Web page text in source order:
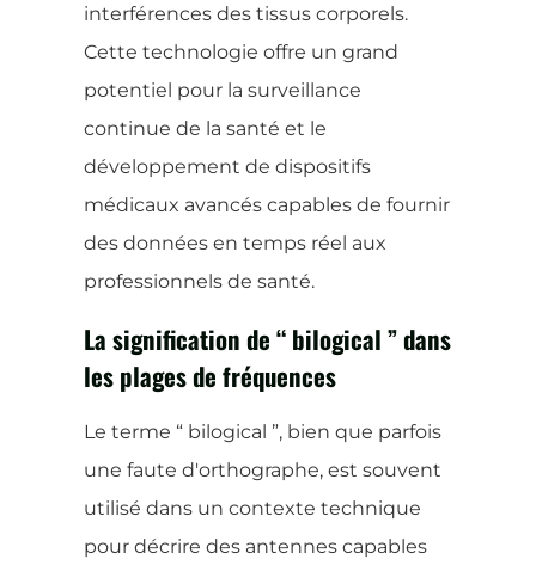
interférences des tissus corporels.
Cette technologie offre un grand
potentiel pour la surveillance
continue de la santé et le
développement de dispositifs
médicaux avancés capables de fournir
des données en temps réel aux
professionnels de santé.
La signification de “ bilogical ” dans
les plages de fréquences
Le terme “ bilogical ”, bien que parfois
une faute d'orthographe, est souvent
utilisé dans un contexte technique
pour décrire des antennes capables